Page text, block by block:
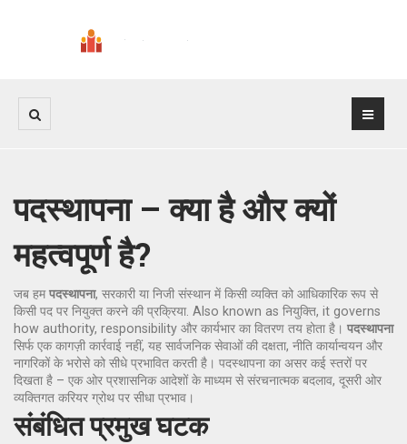
पदस्थापना – क्या है और क्यों
महत्वपूर्ण है?
जब हमपदस्थापना, सरकारी या निजी संस्थान में किसी व्यक्ति को आधिकारिक रूप से
किसी पद पर नियुक्त करने की प्रक्रिया . Also known as नियुक्ति, it governs
how authority, responsibility और कार्यभार का वितरण तय होता है। पदस्थापना
सिर्फ एक कागज़ी कार्रवाई नहीं, यह सार्वजनिक सेवाओं की दक्षता, नीति कार्यान्वयन और
नागरिकों के भरोसे को सीधे प्रभावित करती है। पदस्थापना का असर कई स्तरों पर
दिखता है – एक ओर प्रशासनिक आदेशों के माध्यम से संरचनात्मक बदलाव, दूसरी ओर
व्यक्तिगत करियर ग्रोथ पर सीधा प्रभाव।
संबंधित प्रमुख घटक